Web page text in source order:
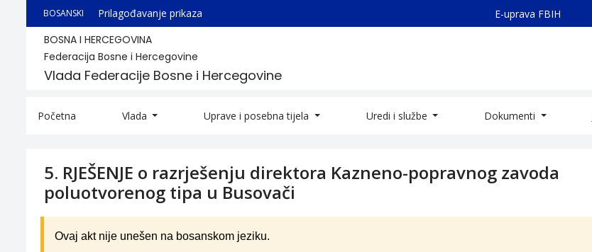
BOSANSKI Prilagođavanje prikaza E-uprava FBIH
BOSNA I HERCEGOVINA
Federacija Bosne i Hercegovine
Vlada Federacije Bosne i Hercegovine
Početna Vlada Uprave i posebna tijela Uredi i službe Dokumenti
5. RJEŠENJE o razrješenju direktora Kazneno-popravnog zavoda
poluotvorenog tipa u Busovači
Ovaj akt nije unešen na bosanskom jeziku.